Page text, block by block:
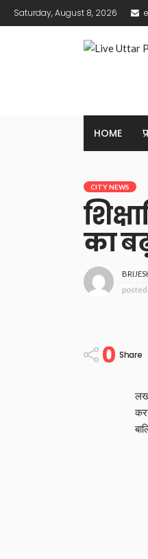
Saturday, August 8, 2026
HOME
CITY NEWS
का
0 Share